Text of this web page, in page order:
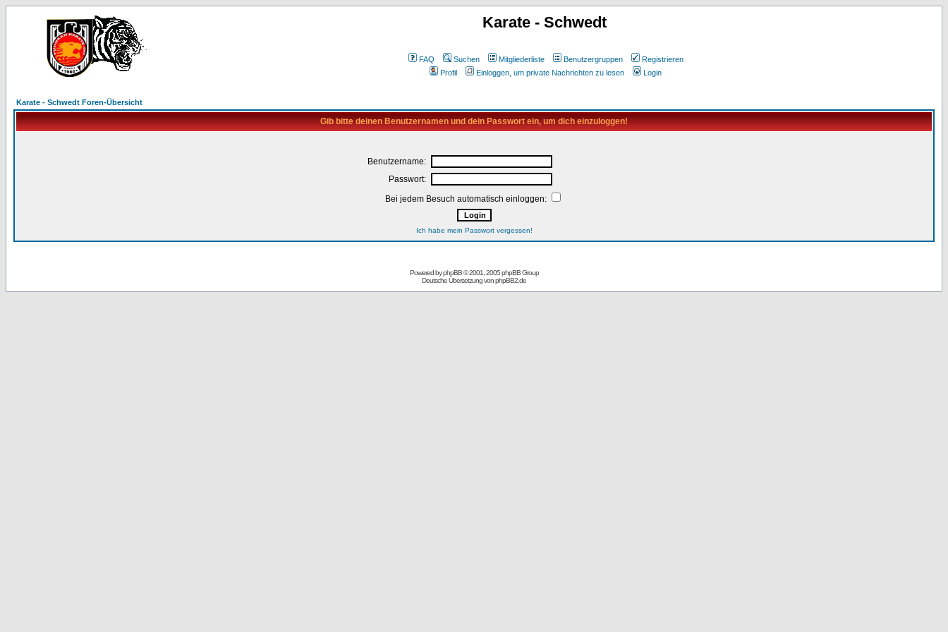
Karate - Schwedt
FAQ Suchen Mitgliederliste Benutzergruppen
Registrieren
Profil
Einloggen, um private Nachrichten zu lesen Login
Karate - Schwedt Foren-Übersicht
Gib bitte deinen Benutzernamen und dein Passwort ein, um dich einzuloggen!
Benutzername:
Passwort:
Bei jedem Besuch automatisch einloggen:
Ich habe mein Passwort vergessen!
Powered byphpBB© 2001, 2005 phpBB Group
Deutsche Übersetzung vonphpBB2.de